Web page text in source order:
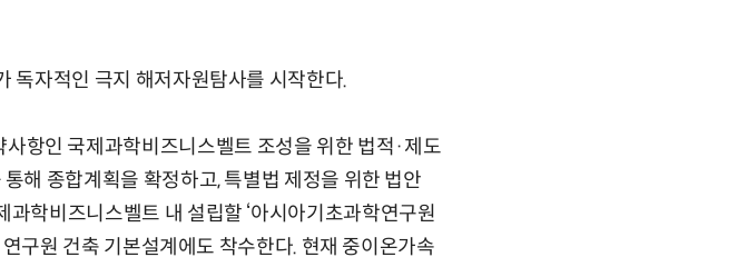
독자적인 극지 해저자원탐사를 시작한다.
항인 국제과학비즈니스벨트 조성을 위한 법적·제도
해 종합계획을 확정하고, 특별법 제정을 위한 법안
학비즈니스벨트 내 설립할 ‘아시아기초과학연구원
구원 건축 기본설계에도 착수한다. 현재 중이온가속